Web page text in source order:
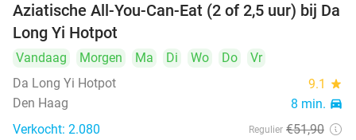
30%
Aziatische All-You-Can-Eat (2 of 2,5 uur) bij Da
Long Yi Hotpot
Vandaag Morgen Ma Di Wo Do
Vr
Da Long Yi Hotpot
9.1 star
Den Haag 8 min. directions_car
Verkocht: 2.080 Regulier €51,90